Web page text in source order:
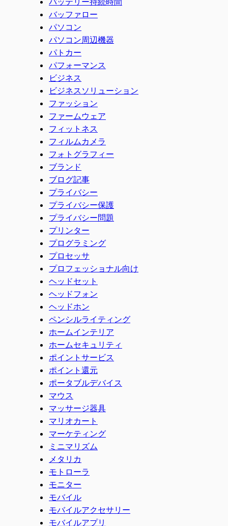
バッファロー
パソコン
パソコン周辺機器
パトカー
パフォーマンス
ビジネス
ビジネスソリューション
ファッション
ファームウェア
フィットネス
フィルムカメラ
フォトグラフィー
ブランド
ブログ記事
プライバシー
プライバシー保護
プライバシー問題
プリンター
プログラミング
プロセッサ
プロフェッショナル向け
ヘッドセット
ヘッドフォン
ヘッドホン
ペンシルライティング
ホームインテリア
ホームセキュリティ
ポイントサービス
ポイント還元
ポータブルデバイス
マウス
マッサージ器具
マリオカート
マーケティング
ミニマリズム
メタリカ
モトローラ
モニター
モバイル
モバイルアクセサリー
モバイルアプリ